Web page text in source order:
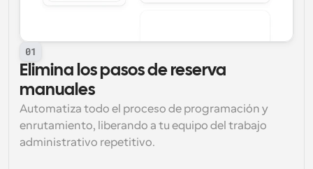
01
Elimina los pasos de reserva
manuales
Automatiza todo el proceso de programación y
enrutamiento, liberando a tu equipo del trabajo
administrativo repetitivo.